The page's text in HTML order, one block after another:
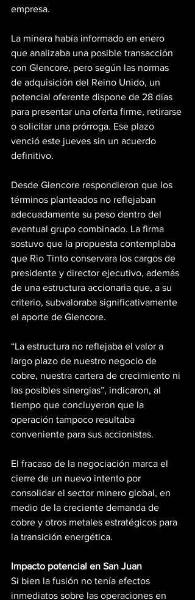
empresa.
La minera había informado en enero
que analizaba una posible transacción
con Glencore, pero según las normas
de adquisición del Reino Unido, un
potencial oferente dispone de 28 días
para presentar una oferta firme, retirarse
o solicitar una prórroga. Ese plazo
venció este jueves sin un acuerdo
definitivo.
Desde Glencore respondieron que los
términos planteados no reflejaban
adecuadamente su peso dentro del
eventual grupo combinado. La firma
sostuvo que la propuesta contemplaba
que Rio Tinto conservara los cargos de
presidente y director ejecutivo, además
de una estructura accionaria que, a su
criterio, subvaloraba significativamente
el aporte de Glencore.
“La estructura no reflejaba el valor a
largo plazo de nuestro negocio de
cobre, nuestra cartera de crecimiento ni
las posibles sinergias”, indicaron, al
tiempo que concluyeron que la
operación tampoco resultaba
conveniente para sus accionistas.
El fracaso de la negociación marca el
cierre de un nuevo intento por
consolidar el sector minero global, en
medio de la creciente demanda de
cobre y otros metales estratégicos para
la transición energética.
Impacto potencial en San Juan
Si bien la fusión no tenía efectos
inmediatos sobre las operaciones en